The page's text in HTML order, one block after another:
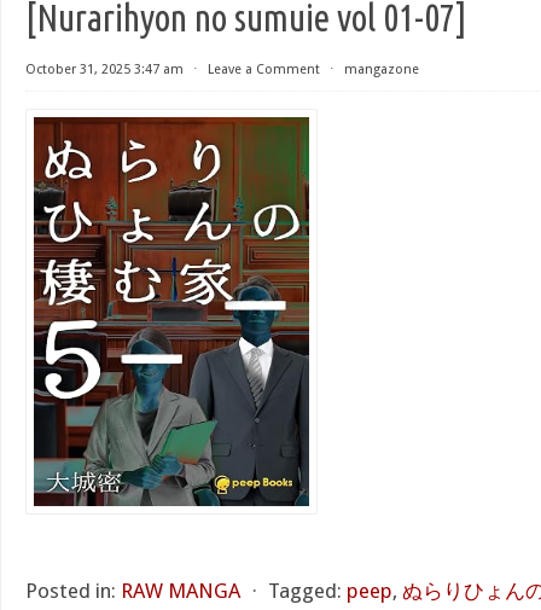
[Nurarihyon no sumuie vol 01-07]
October 31, 2025 3:47 am ⋅ Leave a Comment ⋅ mangazone
Posted in: RAW MANGA ⋅ Tagged: peep, ぬらりひょん